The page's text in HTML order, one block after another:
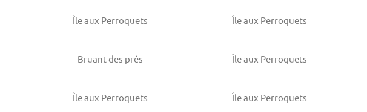
Île aux Perroquets Île aux Perroquets
Bruant des prés Île aux Perroquets
Île aux Perroquets Île aux Perroquets